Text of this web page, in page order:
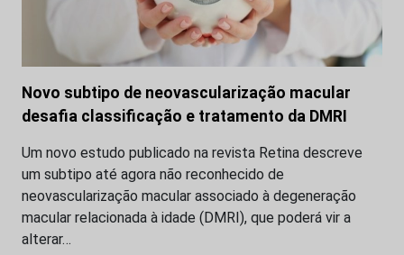
Novo subtipo de neovascularização macular
desafia classificação e tratamento da DMRI
Um novo estudo publicado na revista Retina descreve
um subtipo até agora não reconhecido de
neovascularização macular associado à degeneração
macular relacionada à idade (DMRI), que poderá vir a
alterar…